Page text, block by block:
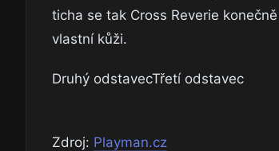
ticha se tak Cross Reverie
vlastní kůži.
Druhý odstavecTřetí odstavec
Zdroj: Playman.cz